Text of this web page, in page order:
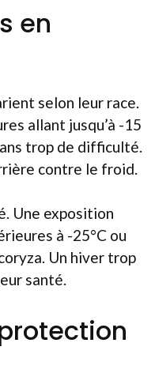
en
selon leur race.
allant jusqu’à -15
trop de difficulté.
contre le froid.
Une exposition
à -25°C ou
Un hiver trop
santé.